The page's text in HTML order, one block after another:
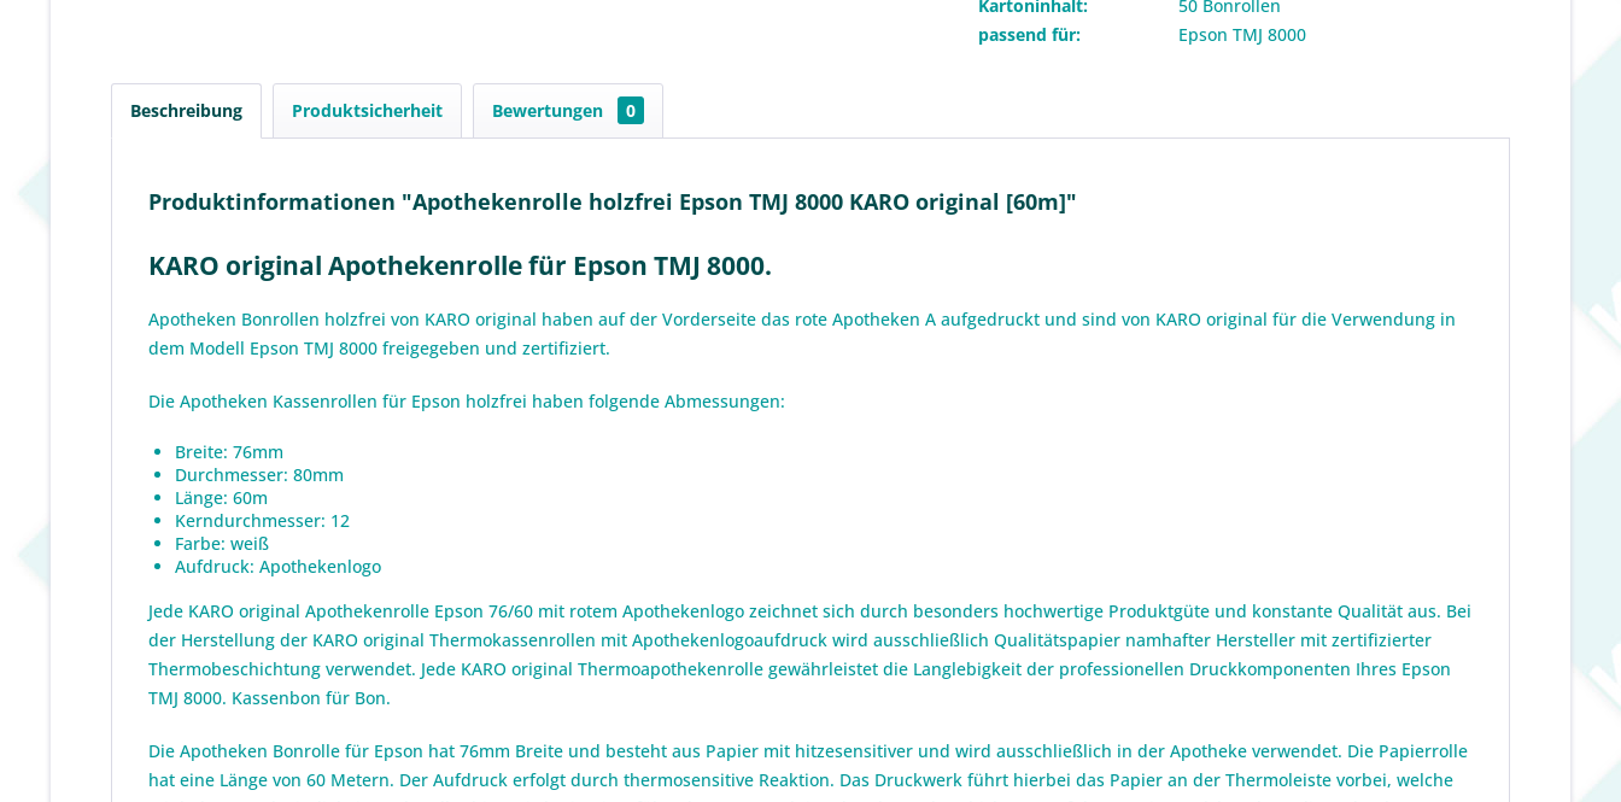
Kartoninhalt:
50 Bonrollen
passend für:
Epson TMJ 8000
Beschreibung Produktsicherheit Bewertungen 0
Produktinformationen "Apothekenrolle holzfrei Epson TMJ 8000 KARO original [60m]"
KARO original Apothekenrolle für Epson TMJ 8000.
Apotheken Bonrollen holzfrei von KARO original haben auf der Vorderseite das rote Apotheken A aufgedruckt und sind von KARO original für die Verwendung in
dem Modell Epson TMJ 8000 freigegeben und zertifiziert.
Die Apotheken Kassenrollen für Epson holzfrei haben folgende Abmessungen:
Breite: 76mm
Durchmesser: 80mm
Länge: 60m
Kerndurchmesser: 12
Farbe: weiß
Aufdruck: Apothekenlogo
Jede KARO original Apothekenrolle Epson 76/60 mit rotem Apothekenlogo zeichnet sich durch besonders hochwertige Produktgüte und konstante Qualität aus. Bei
der Herstellung der KARO original Thermokassenrollen mit Apothekenlogoaufdruck wird ausschließlich Qualitätspapier namhafter Hersteller mit zertifizierter
Thermobeschichtung verwendet. Jede KARO original Thermoapothekenrolle gewährleistet die Langlebigkeit der professionellen Druckkomponenten Ihres Epson
TMJ 8000. Kassenbon für Bon.
Die Apotheken Bonrolle für Epson hat 76mm Breite und besteht aus Papier mit hitzesensitiver und wird ausschließlich in der Apotheke verwendet. Die Papierrolle
hat eine Länge von 60 Metern. Der Aufdruck erfolgt durch thermosensitive Reaktion. Das Druckwerk führt hierbei das Papier an der Thermoleiste vorbei, welche